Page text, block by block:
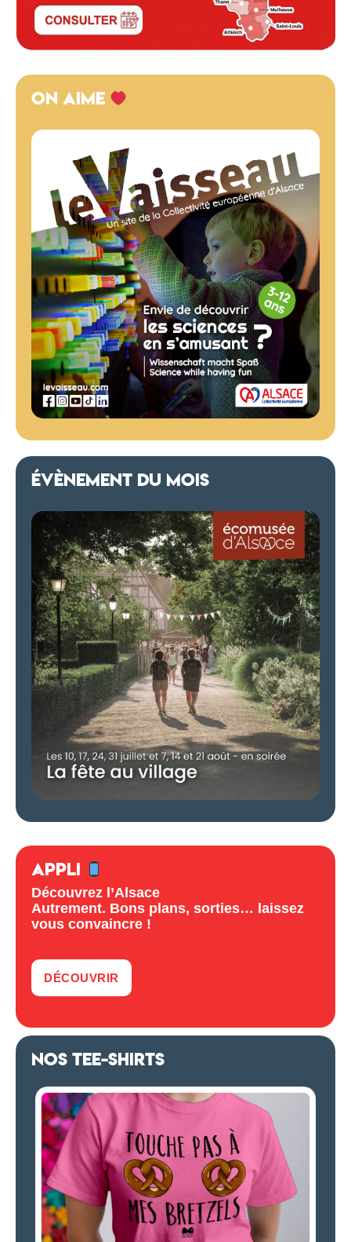
ON AIME
ÉVÈNEMENT DU MOIS
APPLI
Découvrez l’Alsace
Autrement. Bons plans, sorties… laissez
vous convaincre !
DÉCOUVRIR
NOS TEE-SHIRTS